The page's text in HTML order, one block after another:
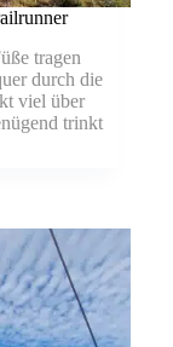
tragen
durch die
viel über
trinkt